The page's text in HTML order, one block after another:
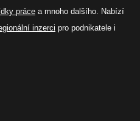
práce a mnoho dalšího. Nabízí
inzerci pro podnikatele i